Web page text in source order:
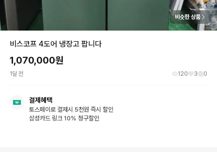
비슷한 상품
비스코프 4도어 냉장고 팝니다
1,070,000원
1달 전 120 3 0
결제혜택
토스페이로 결제시 5천원 즉시 할인
삼성카드 링크 10% 청구할인